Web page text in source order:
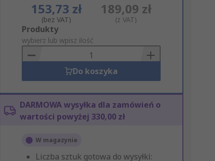
153,73 zł
(bez VAT)
189,09 zł
(z VAT)
Add
to
Basket
Produkty
wybierz lub wpisz ilość
Do koszyka
DARMOWA wysyłka dla zamówień o
wartości powyżej 330,00 zł
W magazynie
Liczba sztuk gotowa do wysyłki: